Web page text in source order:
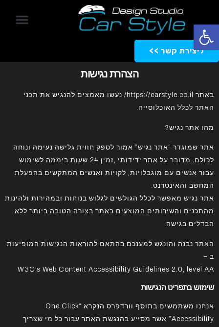
פתח סרגל נגישות
ליצירת קשר >>
הצהרת נגישות
באתר https://carstyle.co.il/ נעשו מאמצים להנגיש את תכני
האתר לכלל האוכלוסייה.
מהו אתר נגיש?
אתר שמוגדר “אתר נגיש” אמור לספק חווית גלישה נעימה ונוחה
לכולם. מדובר על אתר ידידותי ,זמין 24 שעות ביממה לשימוש
עבור אנשים עם מוגבלויות, לקויות ואנשים המתקשים בהפעלת
המחשב והאינטרנט.
אתר נגיש מאפשר לכלל הגולשים לגלוש בנוחות ובמהירות ולהינות
מהתכנים והשירותים המוצעים באתר בצורה הטובה ביותר ללא
הבדלים בגישה.
האתר נבנה והונגש למענכם בהתאם להוראות הנגישות המופיעות
ב –
W3C’s Web Content Accessibility Guidelines 2.0, level AA
שימוש בתפריט הנגישות
אנחנו משתמשים בתוסף וורדפרס הנקרא “One Click
Accessibility” אשר מסייע בהנגשת האתר עבור כל מי שצריך